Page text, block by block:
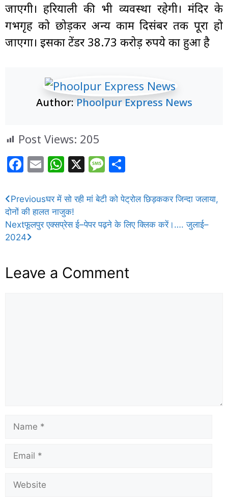
जाएगी। हरियाली की भी व्यवस्था रहेगी। मंदिर के
गर्भगृह को छोड़कर अन्य काम दिसंबर तक पूरा हो
जाएगा। इसका टेंडर 38.73 करोड़ रुपये का हुआ है
Author: Phoolpur Express News
Post Views: 205
F
c
e
b
o
k
E
ai
l
W
at
s
A
p
X M
ss
g
ar
Previousघर में सो रही मां बेटी को पेट्रोल छिड़ककर जिन्दा जलाया,
दोनों की हालत नाजुक!
Nextफूलपुर एक्सप्रेस ई–पेपर पढ़ने के लिए क्लिक करें।…. जुलाई–
2024
Leave a Comment